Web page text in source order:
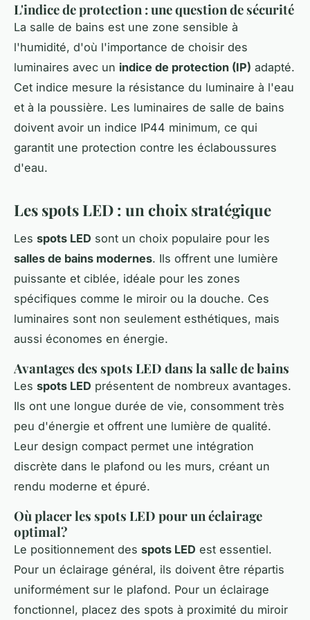
L'indice de protection : une question de sécurité
La salle de bains est une zone sensible à
l'humidité, d'où l'importance de choisir des
luminaires avec un indice de protection (IP) adapté.
Cet indice mesure la résistance du luminaire à l'eau
et à la poussière. Les luminaires de salle de bains
doivent avoir un indice IP44 minimum, ce qui
garantit une protection contre les éclaboussures
d'eau.
Les spots LED : un choix stratégique
Les spots LED sont un choix populaire pour les
salles de bains modernes. Ils offrent une lumière
puissante et ciblée, idéale pour les zones
spécifiques comme le miroir ou la douche. Ces
luminaires sont non seulement esthétiques, mais
aussi économes en énergie.
Avantages des spots LED dans la salle de bains
Les spots LED présentent de nombreux avantages.
Ils ont une longue durée de vie, consomment très
peu d'énergie et offrent une lumière de qualité.
Leur design compact permet une intégration
discrète dans le plafond ou les murs, créant un
rendu moderne et épuré.
Où placer les spots LED pour un éclairage
optimal?
Le positionnement des spots LED est essentiel.
Pour un éclairage général, ils doivent être répartis
uniformément sur le plafond. Pour un éclairage
fonctionnel, placez des spots à proximité du miroir